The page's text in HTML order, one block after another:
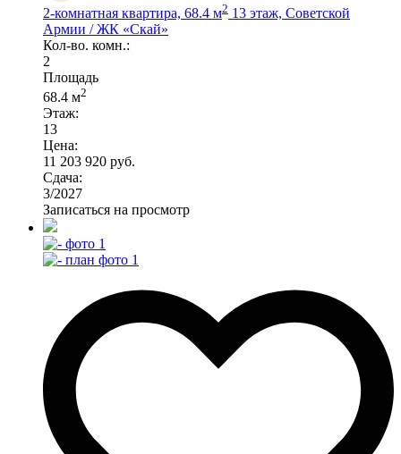
2-комнатная квартира, 68.4 м2 13 этаж, Советской
Армии / ЖК «Скай»
Кол-во. комн.:
2
Площадь
68.4 м2
Этаж:
13
Цена:
11 203 920 руб.
Сдача:
3/2027
Записаться на просмотр